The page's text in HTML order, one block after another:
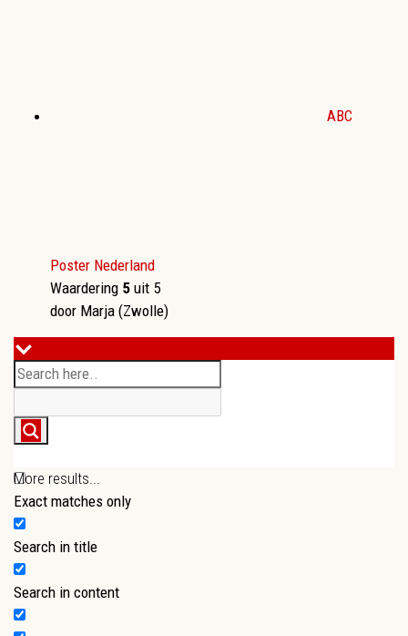
ABC
Poster Nederland
Waardering 5 uit 5
door Marja (Zwolle)
More results...
Exact matches only
Search in title
Search in content